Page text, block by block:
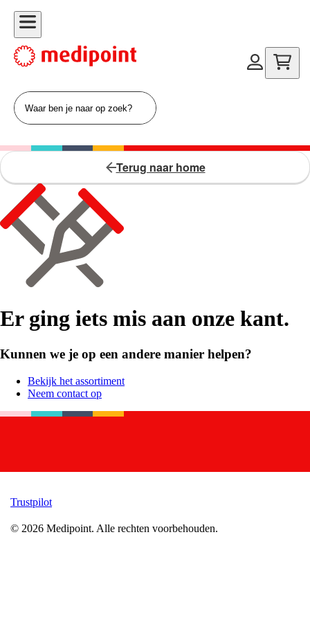
Terug naar home
Er ging iets mis aan onze kant.
Kunnen we je op een andere manier helpen?
Bekijk het assortiment
Neem contact op
Trustpilot
© 2026 Medipoint. Alle rechten voorbehouden.